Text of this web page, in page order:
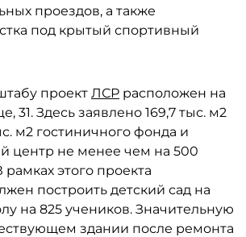
проездов, а также
под крытый спортивный
проект ЛСР расположен на
31. Здесь заявлено 169,7 тыс. м2
м2 гостиничного фонда и
центр не менее чем на 500
рамках этого проекта
построить детский сад на
на 825 учеников. Значительную
здании после ремонта